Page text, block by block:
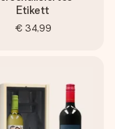
Etikett
€ 34,99